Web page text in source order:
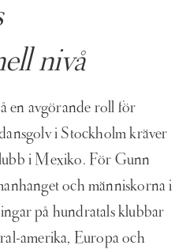
nivå
en avgörande roll för
i Stockholm kräver
i Mexiko. För Gunn
och människorna i
på hundratals klubbar
amerika, Europa och